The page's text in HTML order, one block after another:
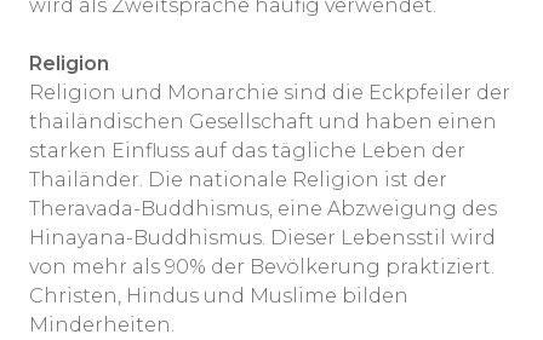
wird als Zweitsprache häufig verwendet.
Religion
Religion und Monarchie sind die Eckpfeiler der
thailändischen Gesellschaft und haben einen
starken Einfluss auf das tägliche Leben der
Thailänder. Die nationale Religion ist der
Theravada-Buddhismus, eine Abzweigung des
Hinayana-Buddhismus. Dieser Lebensstil wird
von mehr als 90% der Bevölkerung praktiziert.
Christen, Hindus und Muslime bilden
Minderheiten.